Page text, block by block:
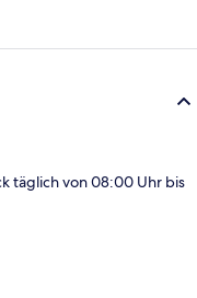
täglich von 08:00 Uhr bis